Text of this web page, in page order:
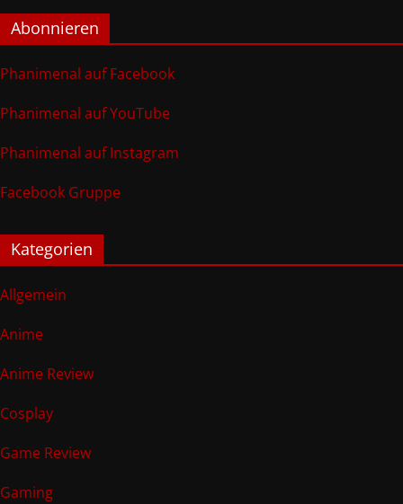
Abonnieren
Phanimenal auf Facebook
Phanimenal auf YouTube
Phanimenal auf Instagram
Facebook Gruppe
Kategorien
Allgemein
Anime
Anime Review
Cosplay
Game Review
Gaming